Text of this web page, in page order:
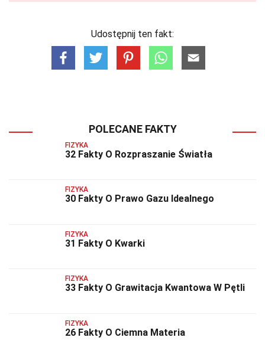
Udostępnij ten fakt:
POLECANE FAKTY
FIZYKA
32 Fakty O Rozpraszanie Światła
FIZYKA
30 Fakty O Prawo Gazu Idealnego
FIZYKA
31 Fakty O Kwarki
FIZYKA
33 Fakty O Grawitacja Kwantowa W Pętli
FIZYKA
26 Fakty O Ciemna Materia